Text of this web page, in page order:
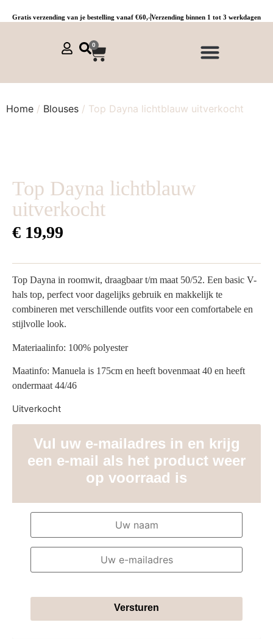
Gratis verzending van je bestelling vanaf €60,-Verzending binnen 1 tot 3 werkdagen
0
Home / Blouses / Top Dayna lichtblauw uitverkocht
Top Dayna lichtblauw
uitverkocht
€ 19,99
Top Dayna in roomwit, draagbaar t/m maat 50/52. Een basic V-
hals top, perfect voor dagelijks gebruik en makkelijk te
combineren met verschillende outfits voor een comfortabele en
stijlvolle look.
Materiaalinfo: 100% polyester
Maatinfo: Manuela is 175cm en heeft bovenmaat 40 en heeft
ondermaat 44/46
Uitverkocht
Vul uw e-mailadres in en krijg
een e-mail als het product weer
op voorraad is
Versturen